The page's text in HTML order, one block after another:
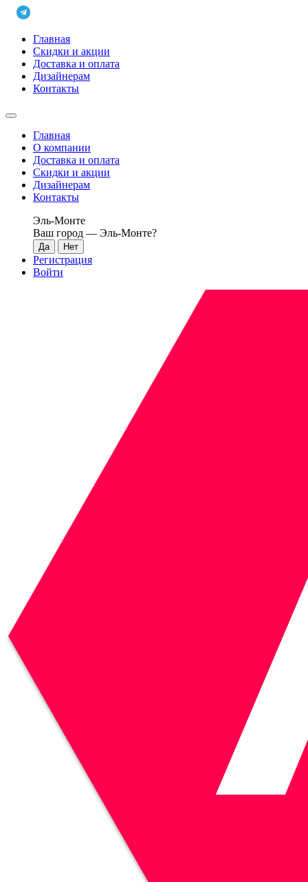
Главная
Скидки и акции
Доставка и оплата
Дизайнерам
Контакты
Главная
О компании
Доставка и оплата
Скидки и акции
Дизайнерам
Контакты
Эль-Монте
Ваш город — Эль-Монте?
Регистрация
Войти